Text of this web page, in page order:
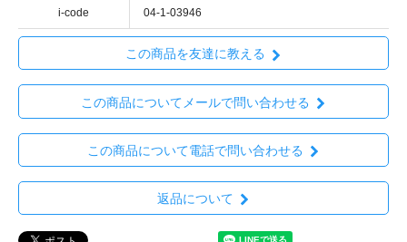
i-code 04-1-03946
この商品を友達に教える
この商品についてメールで問い合わせる
この商品について電話で問い合わせる
返品について